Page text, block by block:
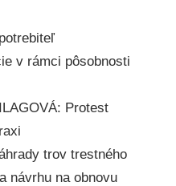
v rámci pôsobnosti
Protest
trov trestného
návrhu na obnovu